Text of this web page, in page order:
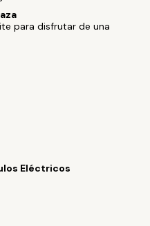
para disfrutar de una
Eléctricos